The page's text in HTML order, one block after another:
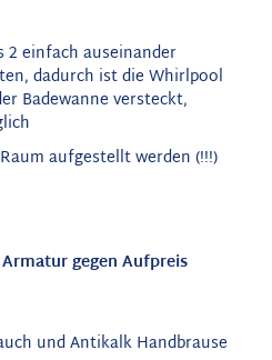
2 einfach auseinander
dadurch ist die Whirlpool
Badewanne versteckt,
aufgestellt werden (!!!)
gegen Aufpreis
und Antikalk Handbrause